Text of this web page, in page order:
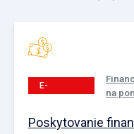
E-
na
Poskytovanie